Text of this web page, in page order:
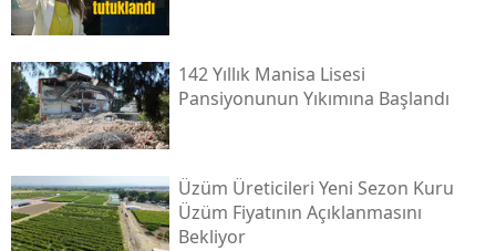
142 Yıllık Manisa Lisesi
Pansiyonunun Yıkımına Başlandı
Üzüm Üreticileri Yeni Sezon Kuru
Üzüm Fiyatının Açıklanmasını
Bekliyor